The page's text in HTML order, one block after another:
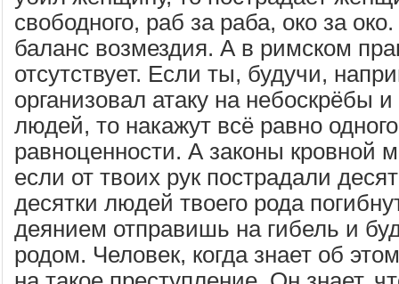
свободного, раб за раба, око за
баланс возмездия. А в римском
отсутствует. Если ты, будучи,
организовал атаку на небоскрёбы
людей, то накажут всё равно
равноценности. А законы кровной
если от твоих рук пострадали
десятки людей твоего рода
деянием отправишь на гибель и
родом. Человек, когда знает об